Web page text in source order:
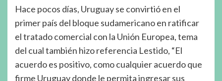
Hace pocos días, Uruguay se convirtió en el
primer país del bloque sudamericano en ratificar
el tratado comercial con la Unión Europea, tema
del cual también hizo referencia Lestido, “El
acuerdo es positivo, como cualquier acuerdo que
firme Uruguay donde le permita ingresar sus